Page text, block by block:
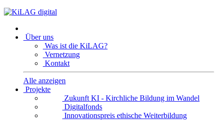
Über uns
Was ist die KiLAG?
Vernetzung
Kontakt
Alle anzeigen
Projekte
Zukunft KI - Kirchliche Bildung im Wandel
Digitalfonds
Innovationspreis ethische Weiterbildung